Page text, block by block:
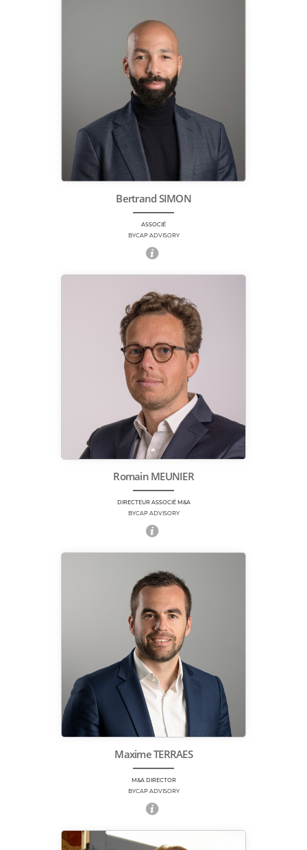
Bertrand SIMON
ASSOCIÉ
BYCAP ADVISORY
Romain MEUNIER
DIRECTEUR ASSOCIÉ M&A
BYCAP ADVISORY
Maxime TERRAES
M&A DIRECTOR
BYCAP ADVISORY